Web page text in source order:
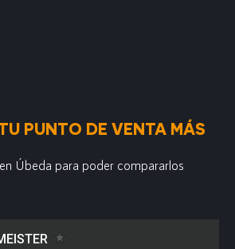
PUNTO DE VENTA MÁS
Úbeda para poder compararlos